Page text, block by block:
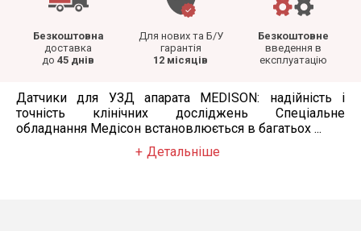
Безкоштовна
доставка
до 45 днів
Для нових та Б/У
гарантія
12 місяців
Безкоштовне
введення в
експлуатацію
Датчики для УЗД апарата MEDISON: надійність і
точність клінічних досліджень Спеціальне
обладнання Медісон встановлюється в багатьох ...
Детальніше